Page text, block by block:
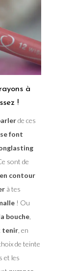
à
!
de ces
font
sont de
contour
à tes
! Ou
bouche,
tenir, en
de teinte
et les